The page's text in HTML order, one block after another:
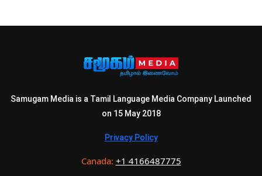
Samugam Media is a Tamil Language Media Company Launched
on 15 May 2018
Privacy Policy
Canada: +1 4166487775